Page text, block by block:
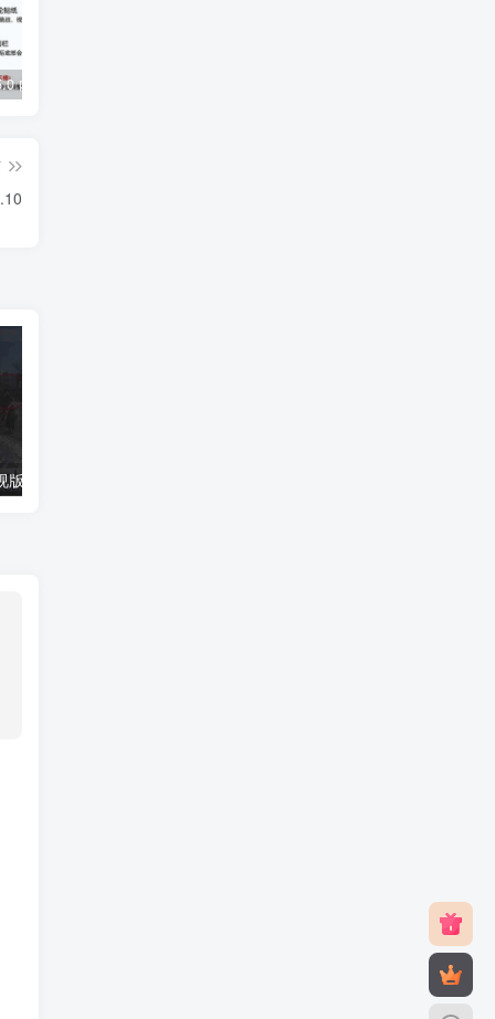
内置模块